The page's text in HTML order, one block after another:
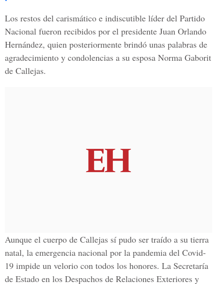
Los restos del carismático e indiscutible líder del Partido
Nacional fueron recibidos por el presidente Juan Orlando
Hernández, quien posteriormente brindó unas palabras de
agradecimiento y condolencias a su esposa Norma Gaborit
de Callejas.
Aunque el cuerpo de Callejas sí pudo ser traído a su tierra
natal, la emergencia nacional por la pandemia del Covid-
19 impide un velorio con todos los honores. La Secretaría
de Estado en los Despachos de Relaciones Exteriores y